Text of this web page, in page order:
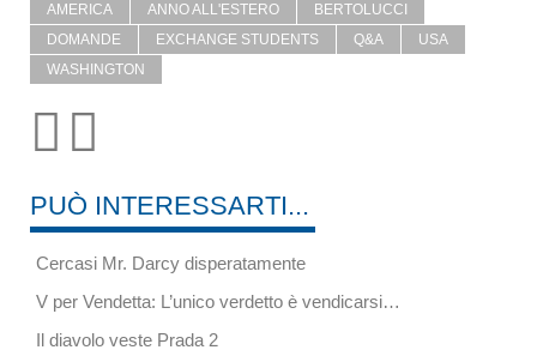
AMERICA
ANNO ALL'ESTERO
BERTOLUCCI
DOMANDE
EXCHANGE STUDENTS Q&A
USA
WASHINGTON
PUÒ INTERESSARTI...
Cercasi Mr. Darcy disperatamente
V per Vendetta: L’unico verdetto è vendicarsi…
Il diavolo veste Prada 2